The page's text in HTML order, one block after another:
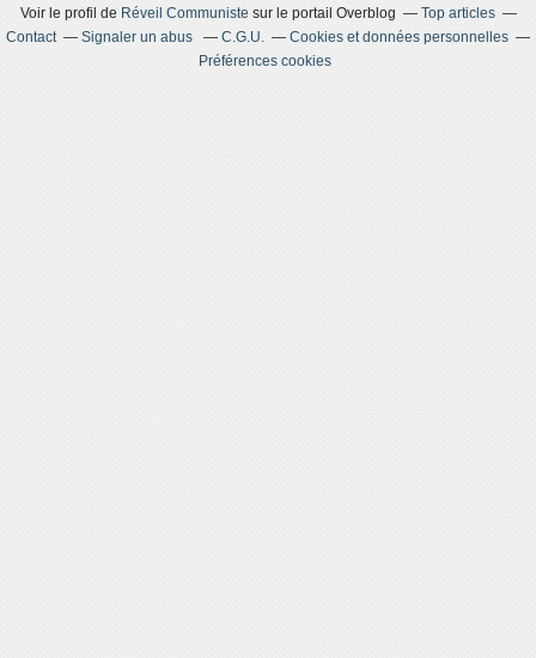
Voir le profil de Réveil Communiste sur le portail Overblog
Top articles
Contact
Signaler un abus C.G.U.
Cookies et données personnelles
Préférences cookies